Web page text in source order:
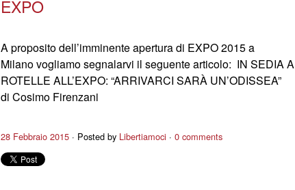
EXPO
A proposito dell’imminente apertura di EXPO 2015 a
Milano vogliamo segnalarvi il seguente articolo: IN SEDIA A
ROTELLE ALL’EXPO: “ARRIVARCI SARÀ UN’ODISSEA”
di Cosimo Firenzani
28 Febbraio 2015 Posted by Libertiamoci 0 comments